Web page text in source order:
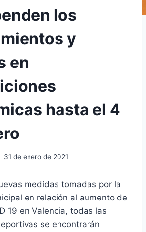
los
y
en
hasta el 4
31 de enero de 2021
medidas tomadas por la
en relación al aumento de
19 en Valencia, todas las
se encontrarán